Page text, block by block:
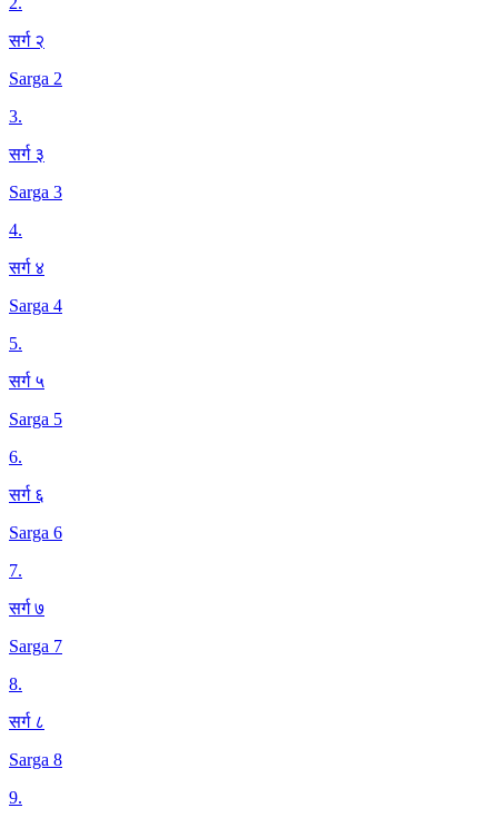
सर्ग २
Sarga 2
3.
सर्ग ३
Sarga 3
4.
सर्ग ४
Sarga 4
5.
सर्ग ५
Sarga 5
6.
सर्ग ६
Sarga 6
7.
सर्ग ७
Sarga 7
8.
सर्ग ८
Sarga 8
9.